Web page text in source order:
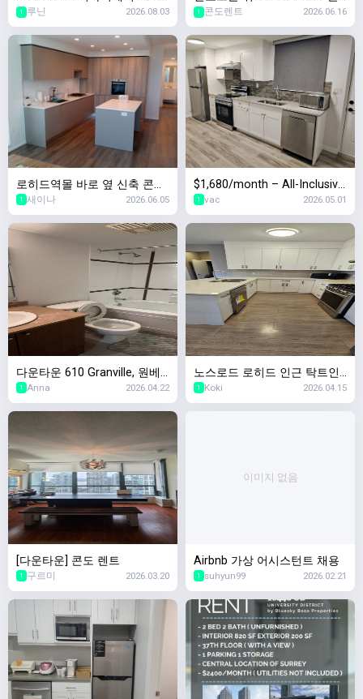
rson 역앞 신축 콘도에서 두달
간 쉐어할 룸메 구합니다![여성
전용]
1 루닌 2026.08.03
도 렌트합니다
1 콘도렌트 2026.06.16
로히드역몰 바로 옆 신축 콘도!
8/1일 2베드 + 2베스 + 1덴 입
주자 찾습니다!
1 새이나 2026.06.05
$1,680/month – All-Inclusive
Large 1BR In-Law Suite (Lad
ner, Delta)
1 vac 2026.05.01
다운타운 610 Granville, 원베
드룸유닛 $2400 6월1일입주
1 Anna 2026.04.22
노스로드 로히드 인근 탁트인
베이스먼트 방2/욕실1
1 Koki 2026.04.15
[다운타운] 콘도 렌트
1 구르미 2026.03.20
이미지 없음
Airbnb 가상 어시스턴트 채용
1 suhyun99 2026.02.21